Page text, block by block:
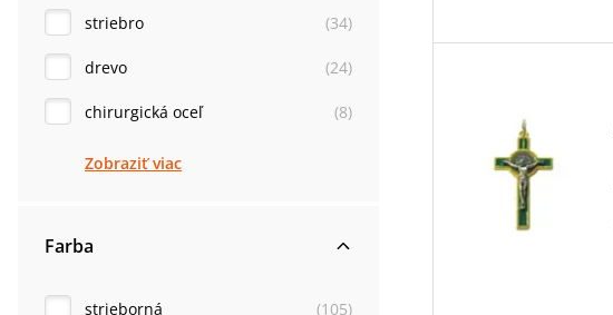
striebro (34)
drevo (24)
chirurgická oceľ (8)
Zobraziť viac
Farba
strieborná (105)